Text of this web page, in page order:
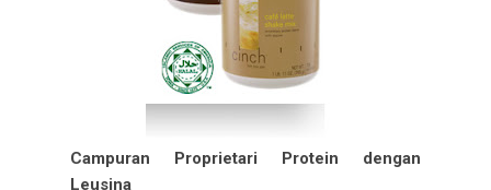
Campuran Proprietari Protein dengan
Leusina